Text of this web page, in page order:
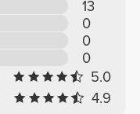
13
0
0
0
5.0
4.9